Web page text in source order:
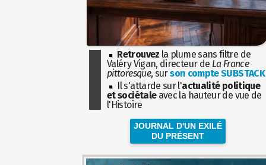
Retrouvez la plume sans filtre de
Valéry Vigan, directeur de La France
pittoresque, surson compte SUBSTACK
Il s'attarde sur l'actualité politique
et sociétaleavec la hauteur de vue de
l'Histoire
JOURNAL D'UN EXILÉ
DU PRÉSENT